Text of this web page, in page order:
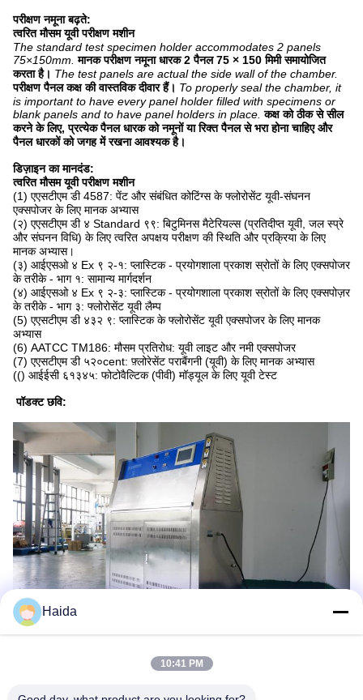
परीक्षण नमूना बढ़ते:
त्वरित मौसम यूवी परीक्षण मशीन
The standard test specimen holder accommodates 2 panels
75×150mm. मानक परीक्षण नमूना धारक 2 पैनल 75 × 150 मिमी समायोजित
करता है। The test panels are actual the side wall of the chamber.
परीक्षण पैनल कक्ष की वास्तविक दीवार हैं। To properly seal the chamber, it
is important to have every panel holder filled with specimens or
blank panels and to have panel holders in place. कक्ष को ठीक से सील
करने के लिए, प्रत्येक पैनल धारक को नमूनों या रिक्त पैनल से भरा होना चाहिए और
पैनल धारकों को जगह में रखना आवश्यक है।
डिज़ाइन का मानदंड:
त्वरित मौसम यूवी परीक्षण मशीन
(1) एएसटीएम डी 4587: पेंट और संबंधित कोटिंग्स के फ्लोरोसेंट यूवी-संघनन
एक्सपोजर के लिए मानक अभ्यास
(२) एएसटीएम डी ४ Standard ९९: बिटुमिनस मैटेरियल्स (प्रतिदीप्त यूवी, जल स्प्रे
और संघनन विधि) के लिए त्वरित अपक्षय परीक्षण की स्थिति और प्रक्रिया के लिए
मानक अभ्यास।
(३) आईएसओ ४ Ex ९ २-१: प्लास्टिक - प्रयोगशाला प्रकाश स्रोतों के लिए एक्सपोजर
के तरीके - भाग १: सामान्य मार्गदर्शन
(४) आईएसओ ४ Ex ९ २-३: प्लास्टिक - प्रयोगशाला प्रकाश स्रोतों के लिए एक्सपोज़र
के तरीके - भाग ३: फ्लोरोसेंट यूवी लैम्प
(5) एएसटीएम डी ४३२ ९: प्लास्टिक के फ्लोरोसेंट यूवी एक्सपोजर के लिए मानक
अभ्यास
(6) AATCC TM186: मौसम प्रतिरोध: यूवी लाइट और नमी एक्सपोजर
(7) एएसटीएम डी ५२०cent: फ़्लोरेसेंट पराबैंगनी (यूवी) के लिए मानक अभ्यास
(() आईईसी ६१३४५: फोटोवैल्टिक (पीवी) मॉड्यूल के लिए यूवी टेस्ट
पॉडक्ट छवि:
यूवी त्वरित अपक्षय Tester_pdf.pdf
Haida
10:41 PM